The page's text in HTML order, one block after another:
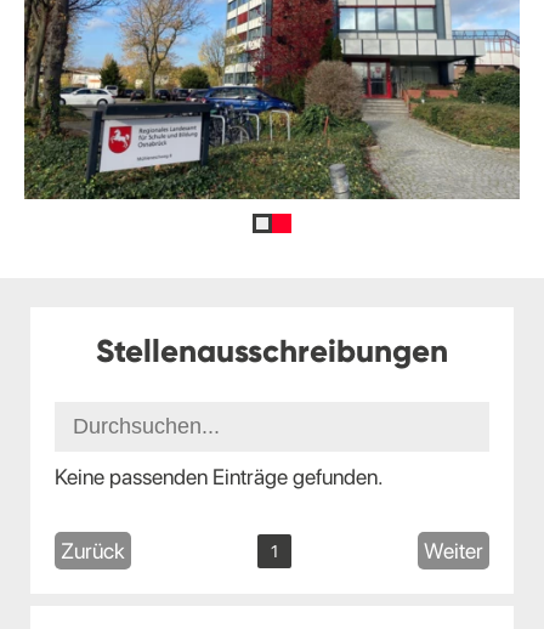
Stellenausschreibungen
Keine passenden Einträge gefunden.
Zurück 1 Weiter